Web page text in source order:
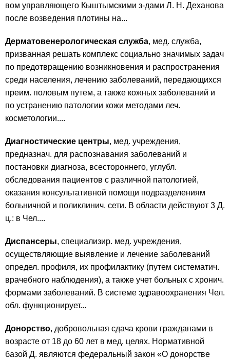
вом управляющего Кыштымскими з-дами Л. Н. Деханова
после возведения плотины на...
Дерматовенерологическая служба, мед. служба,
призванная решать комплекс социально значимых задач
по предотвращению возникновения и распространения
среди населения, лечению заболеваний, передающихся
преим. половым путем, а также кожных заболеваний и
по устранению патологии кожи методами леч.
косметологии....
Диагностические центры, мед. учреждения,
предназнач. для распознавания заболеваний и
постановки диагноза, всестороннего, углубл.
обследования пациентов с различной патологией,
оказания консультативной помощи подразделениям
больничной и поликлинич. сети. В области действуют 3 Д.
ц.: в Чел....
Диспансеры, специализир. мед. учреждения,
осуществляющие выявление и лечение заболеваний
определ. профиля, их профилактику (путем систематич.
врачебного наблюдения), а также учет больных с хронич.
формами заболеваний. В системе здравоохранения Чел.
обл. функционирует...
Донорство, добровольная сдача крови гражданами в
возрасте от 18 до 60 лет в мед. целях. Нормативной
базой Д. являются федеральный закон «О донорстве